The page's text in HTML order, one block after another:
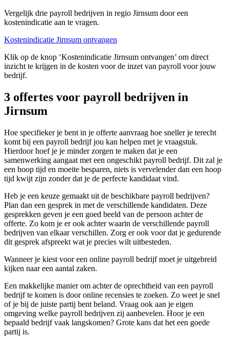
Vergelijk drie payroll bedrijven in regio Jirnsum door een
kostenindicatie aan te vragen.
Kostenindicatie Jirnsum ontvangen
Klik op de knop ‘Kostenindicatie Jirnsum ontvangen’ om direct
inzicht te krijgen in de kosten voor de inzet van payroll voor jouw
bedrijf.
3 offertes voor payroll bedrijven in
Jirnsum
Hoe specifieker je bent in je offerte aanvraag hoe sneller je terecht
komt bij een payroll bedrijf jou kan helpen met je vraagstuk.
Hierdoor hoef je je minder zorgen te maken dat je een
samenwerking aangaat met een ongeschikt payroll bedrijf. Dit zal je
een hoop tijd en moeite besparen, niets is vervelender dan een hoop
tijd kwijt zijn zonder dat je de perfecte kandidaat vind.
Heb je een keuze gemaakt uit de beschikbare payroll bedrijven?
Plan dan een gesprek in met de verschillende kandidaten. Deze
gesprekken geven je een goed beeld van de persoon achter de
offerte. Zo kom je er ook achter waarin de verschillende payroll
bedrijven van elkaar verschillen. Zorg er ook voor dat je gedurende
dit gesprek afspreekt wat je precies wilt uitbesteden.
Wanneer je kiest voor een online payroll bedrijf moet je uitgebreid
kijken naar een aantal zaken.
Een makkelijke manier om achter de oprechtheid van een payroll
bedrijf te komen is door online recensies te zoeken. Zo weet je snel
of je bij de juiste partij bent beland. Vraag ook aan je eigen
omgeving welke payroll bedrijven zij aanbevelen. Hoor je een
bepaald bedrijf vaak langskomen? Grote kans dat het een goede
partij is.